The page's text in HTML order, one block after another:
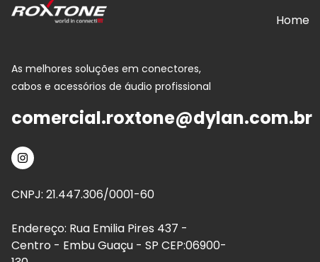
As melhores soluções em conectores,
cabos e acessórios de áudio profissional
comercial.roxtone@dylan.com.br
CNPJ: 21.447.306/0001-60
Endereço: Rua Emilia Pires 437 -
Centro - Embu Guaçu - SP CEP:06900-
Home